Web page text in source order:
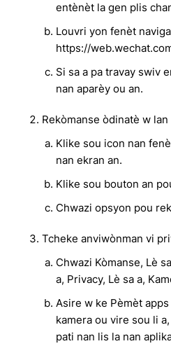
entènèt la gen plis
Louvri yon fenèt
https://
Si sa a pa travay swiv
nan aparèy ou an.
Rekòmanse òdinatè w lan
Klike sou icon nan
nan ekran an.
Klike sou bouton an
Chwazi opsyon pou
Tcheke anviwònman vi
Chwazi Kòmanse, Lè
a, Privacy, Lè sa a,
Asire w ke Pèmèt
kamera ou vire sou li
pati nan lis la nan